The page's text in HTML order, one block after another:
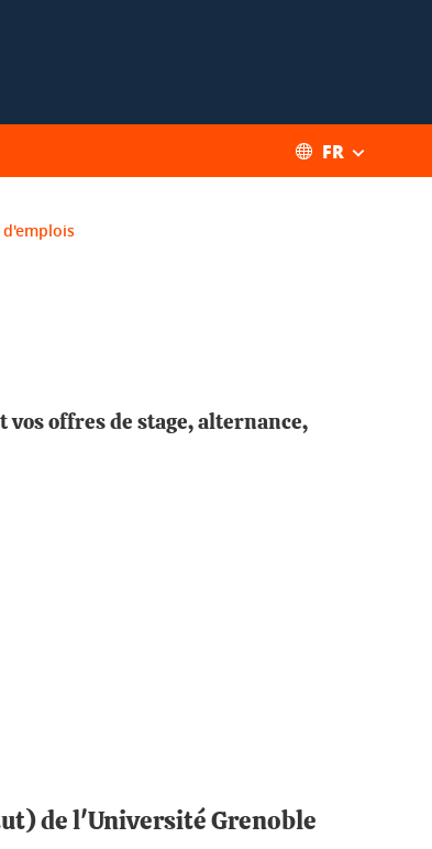
FR
vos offres de stage, alternance,
de l'Université Grenoble